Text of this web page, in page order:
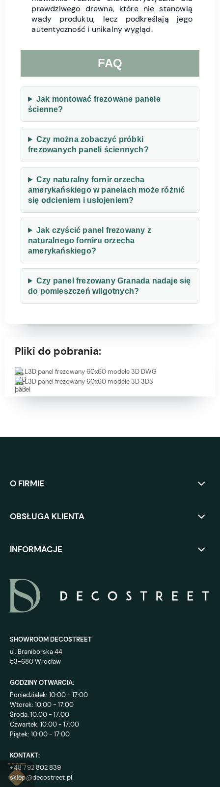
prawdziwego drewna, które nie stanowią
wady produktu, lecz podkreślają jego
autentyczność i unikalny wygląd.
FAQ
Jak montować frezowane panele
ścienne?
Czy można zobaczyć próbki
frezowanych paneli ściennych?
Czy naturalny fornir orzecha
amerykańskiego w panelach może różnić
się odcieniem i usłojeniem?
Jak czyścić panel frezowany z
naturalnego forniru orzecha
amerykańskiego?
Czy panel frezowany Granada nadaje się
do pomieszczeń wilgotnych?
Pliki do pobrania:
L3D panel frezowany 60x60 modele 3D DWG
L3D panel frezowany 60x60 modele 3D 3DS
O FIRMIE
OBSŁUGA KLIENTA
INFORMACJE
SHOWROOM DECOSTREET
ul. Braniborska 44
53-680 Wrocław
GODZINY OTWARCIA:
Poniedziałek: 10:00 - 17:00
Wtorek: 10:00 - 17:00
Środa: 10:00 - 17:00
Czwartek: 10:00 - 17:00
Piątek: 10:00 - 17:00
KONTAKT:
+48 792 802 839
sklep@decostreet.pl
4.9